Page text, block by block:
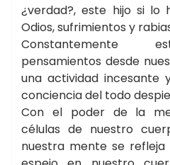
¿verdad?, este hijo si lo
Odios, sufrimientos y
Constantemente
pensamientos desde
una actividad incesante
conciencia del todo
Con el poder de la
células de nuestro
nuestra mente se